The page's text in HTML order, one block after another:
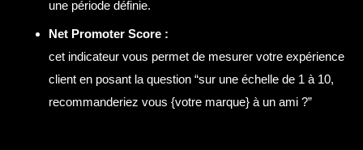
une période définie.
Net Promoter Score :
cet indicateur vous permet de mesurer votre expérience
client en posant la question “sur une échelle de 1 à 10,
recommanderiez vous {votre marque} à un ami ?”